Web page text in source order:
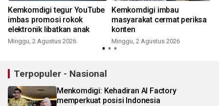
Kemkomdigi tegur YouTube
imbas promosi rokok
elektronik libatkan anak
Minggu, 2 Agustus 2026
Kemkomdigi imbau
masyarakat cermat periksa
konten
Minggu, 2 Agustus 2026
Terpopuler - Nasional
Menkomdigi: Kehadiran AI Factory
memperkuat posisi Indonesia